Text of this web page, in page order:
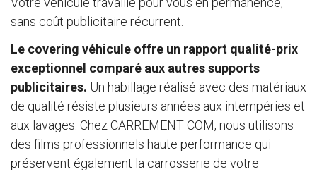
sans coût publicitaire récurrent.
Le covering véhicule offre un rapport qualité-prix
exceptionnel comparé aux autres supports
publicitaires. Un habillage réalisé avec des matériaux
de qualité résiste plusieurs années aux intempéries et
aux lavages. Chez CARREMENT COM, nous utilisons
des films professionnels haute performance qui
préservent également la carrosserie de votre